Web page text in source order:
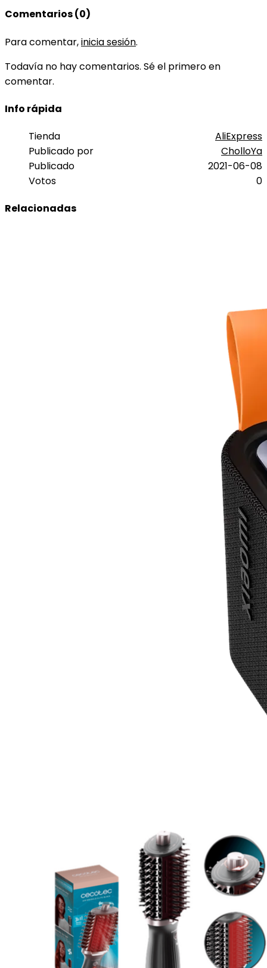
Comentarios (0)
Para comentar,inicia sesión.
Todavía no hay comentarios. Sé el primero en
comentar.
Info rápida
Tienda
AliExpress
Publicado por
CholloYa
Publicado
2021-06-08
Votos
0
Relacionadas